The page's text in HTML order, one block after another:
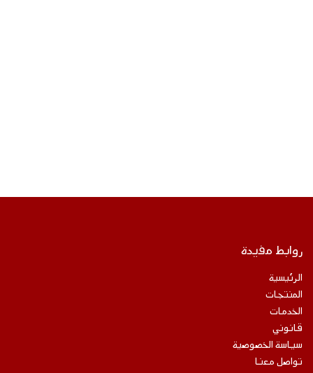
روابط مفيدة
الرئيسية
المنتجات
الخدمات
قانوني
سياسة الخصوصية
تواصل معنا